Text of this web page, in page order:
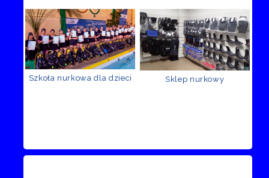
Szkoła nurkowa dla dzieci Sklep nurkowy